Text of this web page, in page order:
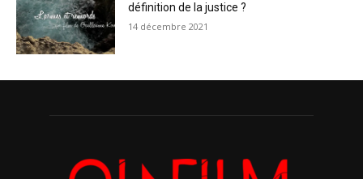
définition de la justice ?
14 décembre 2021